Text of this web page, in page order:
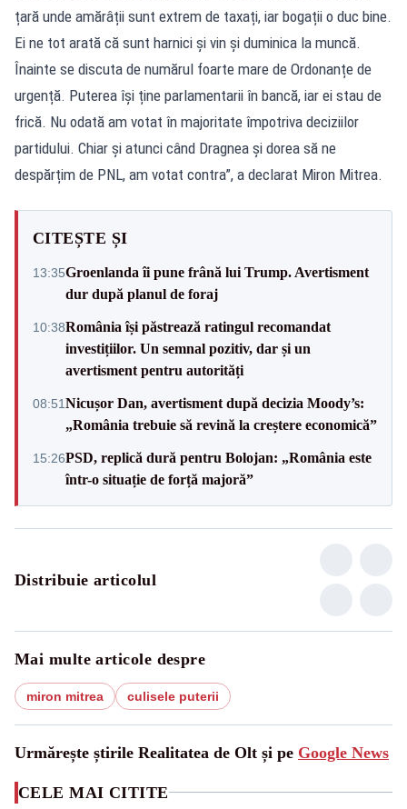
țară unde amărâții sunt extrem de taxați, iar bogații o duc bine.
Ei ne tot arată că sunt harnici și vin și duminica la muncă.
Înainte se discuta de numărul foarte mare de Ordonanțe de
urgență. Puterea își ține parlamentarii în bancă, iar ei stau de
frică. Nu odată am votat în majoritate împotriva deciziilor
partidului. Chiar și atunci când Dragnea și dorea să ne
despărțim de PNL, am votat contra”, a declarat Miron Mitrea.
CITEȘTE ȘI
13:35Groenlanda îi pune frână lui Trump. Avertisment
dur după planul de foraj
10:38România își păstrează ratingul recomandat
investițiilor. Un semnal pozitiv, dar și un
avertisment pentru autorități
08:51Nicușor Dan, avertisment după decizia Moody’s:
„România trebuie să revină la creștere economică”
15:26PSD, replică dură pentru Bolojan: „România este
într-o situație de forță majoră”
Distribuie articolul
Mai multe articole despre
miron mitrea culisele puterii
Urmărește știrile Realitatea de Olt și pe Google News
CELE MAI CITITE